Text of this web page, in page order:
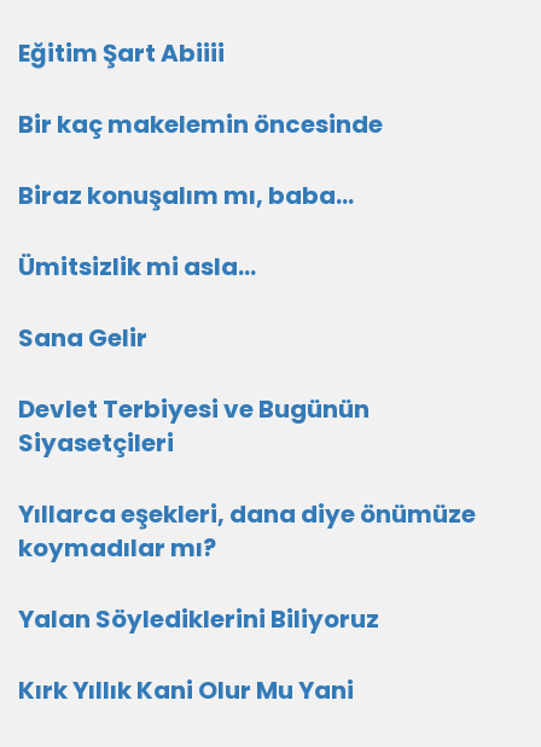
Eğitim Şart Abiiii
Bir kaç makelemin öncesinde
Biraz konuşalım mı, baba...
Ümitsizlik mi asla...
Sana Gelir
Devlet Terbiyesi ve Bugünün
Siyasetçileri
Yıllarca eşekleri, dana diye önümüze
koymadılar mı?
Yalan Söylediklerini Biliyoruz
Kırk Yıllık Kani Olur Mu Yani